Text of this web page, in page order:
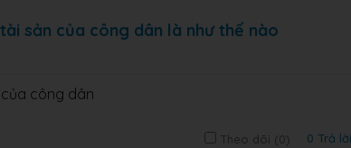
sản của công dân là như thế nào
công dân
Theo dõi (0) 0 Trả lời